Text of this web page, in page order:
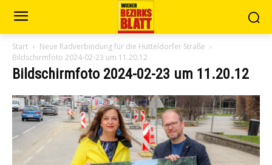
Start
Neue Radverbindung für die Hütteldorfer Straße
Bildschirmfoto 2024-02-23 um 11.20.12
Bildschirmfoto 2024-02-23 um 11.20.12